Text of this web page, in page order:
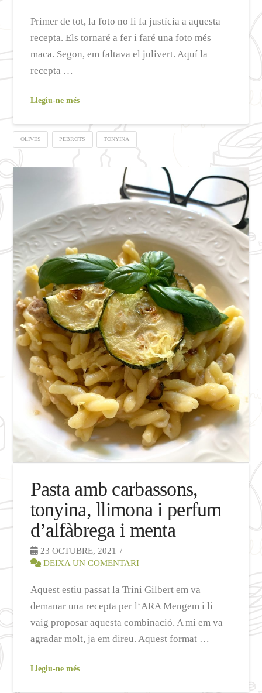
Primer de tot, la foto no li fa justícia a aquesta
recepta. Els tornaré a fer i faré una foto més
maca. Segon, em faltava el julivert. Aquí la
recepta …
Llegiu-ne més
OLIVES PEBROTS TONYINA
Pasta amb carbassons,
tonyina, llimona i perfum
d’alfàbrega i menta
23 OCTUBRE, 2021
DEIXA UN COMENTARI
Aquest estiu passat la Trini Gilbert em va
demanar una recepta per l‘ARA Mengem i li
vaig proposar aquesta combinació. A mi em va
agradar molt, ja em direu. Aquest format …
Llegiu-ne més